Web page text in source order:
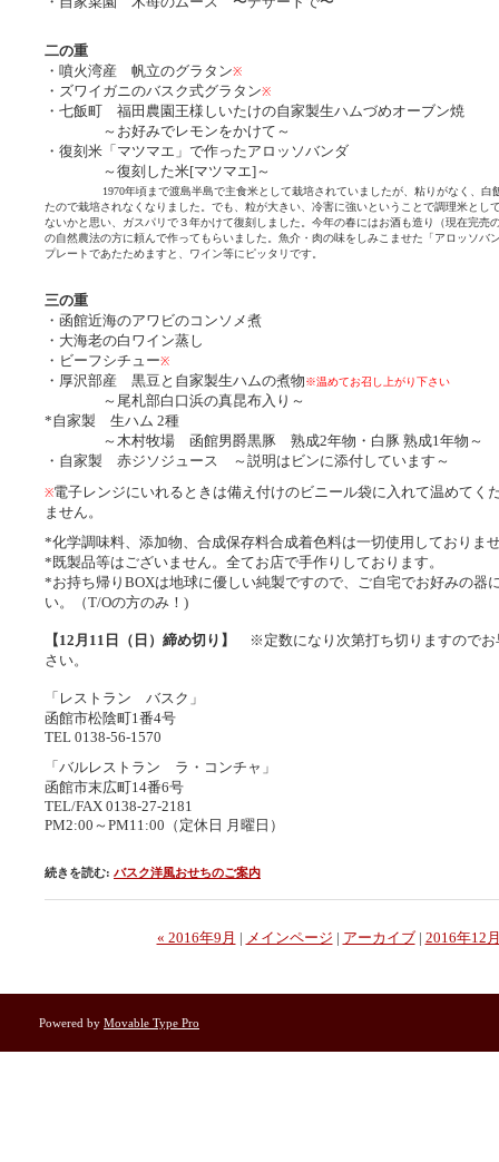
二の重
・噴火湾産 帆立のグラタン※
・ズワイガニのバスク式グラタン※
・七飯町 福田農園王様しいたけの自家製生ハムづめオーブン焼
～お好みでレモンをかけて～
・復刻米「マツマエ」で作ったアロッソバンダ
～復刻した米[マツマエ]～
1970年頃まで渡島半島で主食米として栽培されていましたが、粘りがなく、白
たので栽培されなくなりました。でも、粒が大きい、冷害に強いということで調理米とし
ないかと思い、ガスパリで３年かけて復刻しました。今年の春にはお酒も造り（現在完売
の自然農法の方に頼んで作ってもらいました。魚介・肉の味をしみこませた「アロッソバ
プレートであたためますと、ワイン等にピッタリです。
三の重
・函館近海のアワビのコンソメ煮
・大海老の白ワイン蒸し
・ビーフシチュー※
・厚沢部産 黒豆と自家製生ハムの煮物※温めてお召し上がり下さい
～尾札部白口浜の真昆布入り～
*自家製 生ハム 2種
～木村牧場 函館男爵黒豚 熟成2年物・白豚 熟成1年物～
・自家製 赤ジソジュース ～説明はビンに添付しています～
※電子レンジにいれるときは備え付けのビニール袋に入れて温めてく
ません。
*化学調味料、添加物、合成保存料合成着色料は一切使用しておりま
*既製品等はございません。全てお店で手作りしております。
*お持ち帰りBOXは地球に優しい純製ですので、ご自宅でお好みの器
い。（T/Oの方のみ！)
【12月11日（日）締め切り】
※定数になり次第打ち切りますので
さい。
「レストラン バスク」
函館市松陰町1番4号
TEL 0138-56-1570
「バルレストラン ラ・コンチャ」
函館市末広町14番6号
TEL/FAX 0138-27-2181
PM2:00～PM11:00（定休日 月曜日）
続きを読む: バスク洋風おせちのご案内
« 2016年9月 | メインページ | アーカイブ| 2016年12
Powered by Movable Type Pro